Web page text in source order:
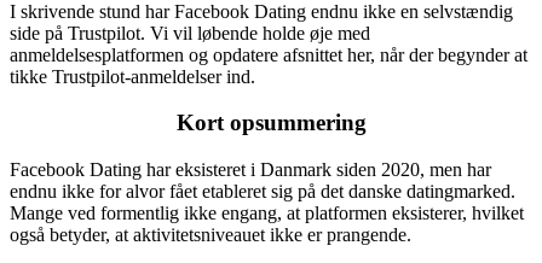
I skrivende stund har Facebook Dating endnu ikke en selvstændig
side på Trustpilot. Vi vil løbende holde øje med
anmeldelsesplatformen og opdatere afsnittet her, når der begynder at
tikke Trustpilot-anmeldelser ind.
Kort opsummering
Facebook Dating har eksisteret i Danmark siden 2020, men har
endnu ikke for alvor fået etableret sig på det danske datingmarked.
Mange ved formentlig ikke engang, at platformen eksisterer, hvilket
også betyder, at aktivitetsniveauet ikke er prangende.